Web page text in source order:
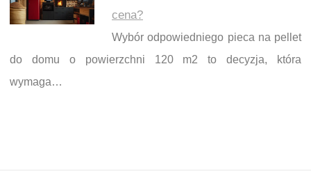
cena?
Wybór odpowiedniego pieca na pellet
do domu o powierzchni 120 m2 to decyzja, która
wymaga…